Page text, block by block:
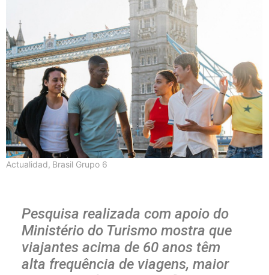
Actualidad, Brasil Grupo 6
Pesquisa realizada com apoio do
Ministério do Turismo mostra que
viajantes acima de 60 anos têm
alta frequência de viagens, maior